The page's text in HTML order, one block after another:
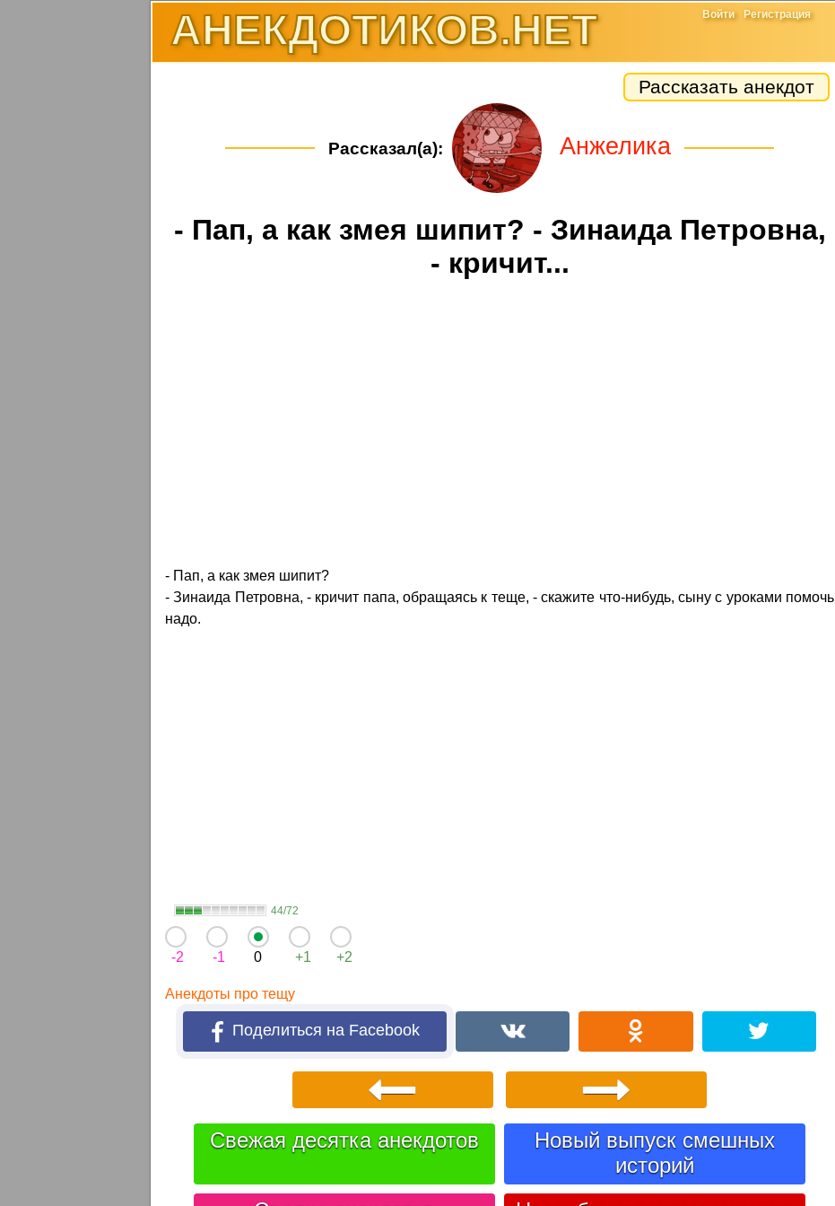
АНЕКДОТИКОВ.НЕТ Войти Регистрация
Рассказать анекдот
Рассказал(а): Анжелика
- Пап, а как змея шипит? - Зинаида Петровна,
- кричит...
- Пап, а как змея шипит?
- Зинаида Петровна, - кричит папа, обращаясь к теще, - скажите что-нибудь, сыну с уроками помочь
надо.
44/72
-2 -1 0 +1 +2
Анекдоты про тещу
Поделиться на Facebook
Свежая десятка анекдотов
Новый выпуск смешных
историй